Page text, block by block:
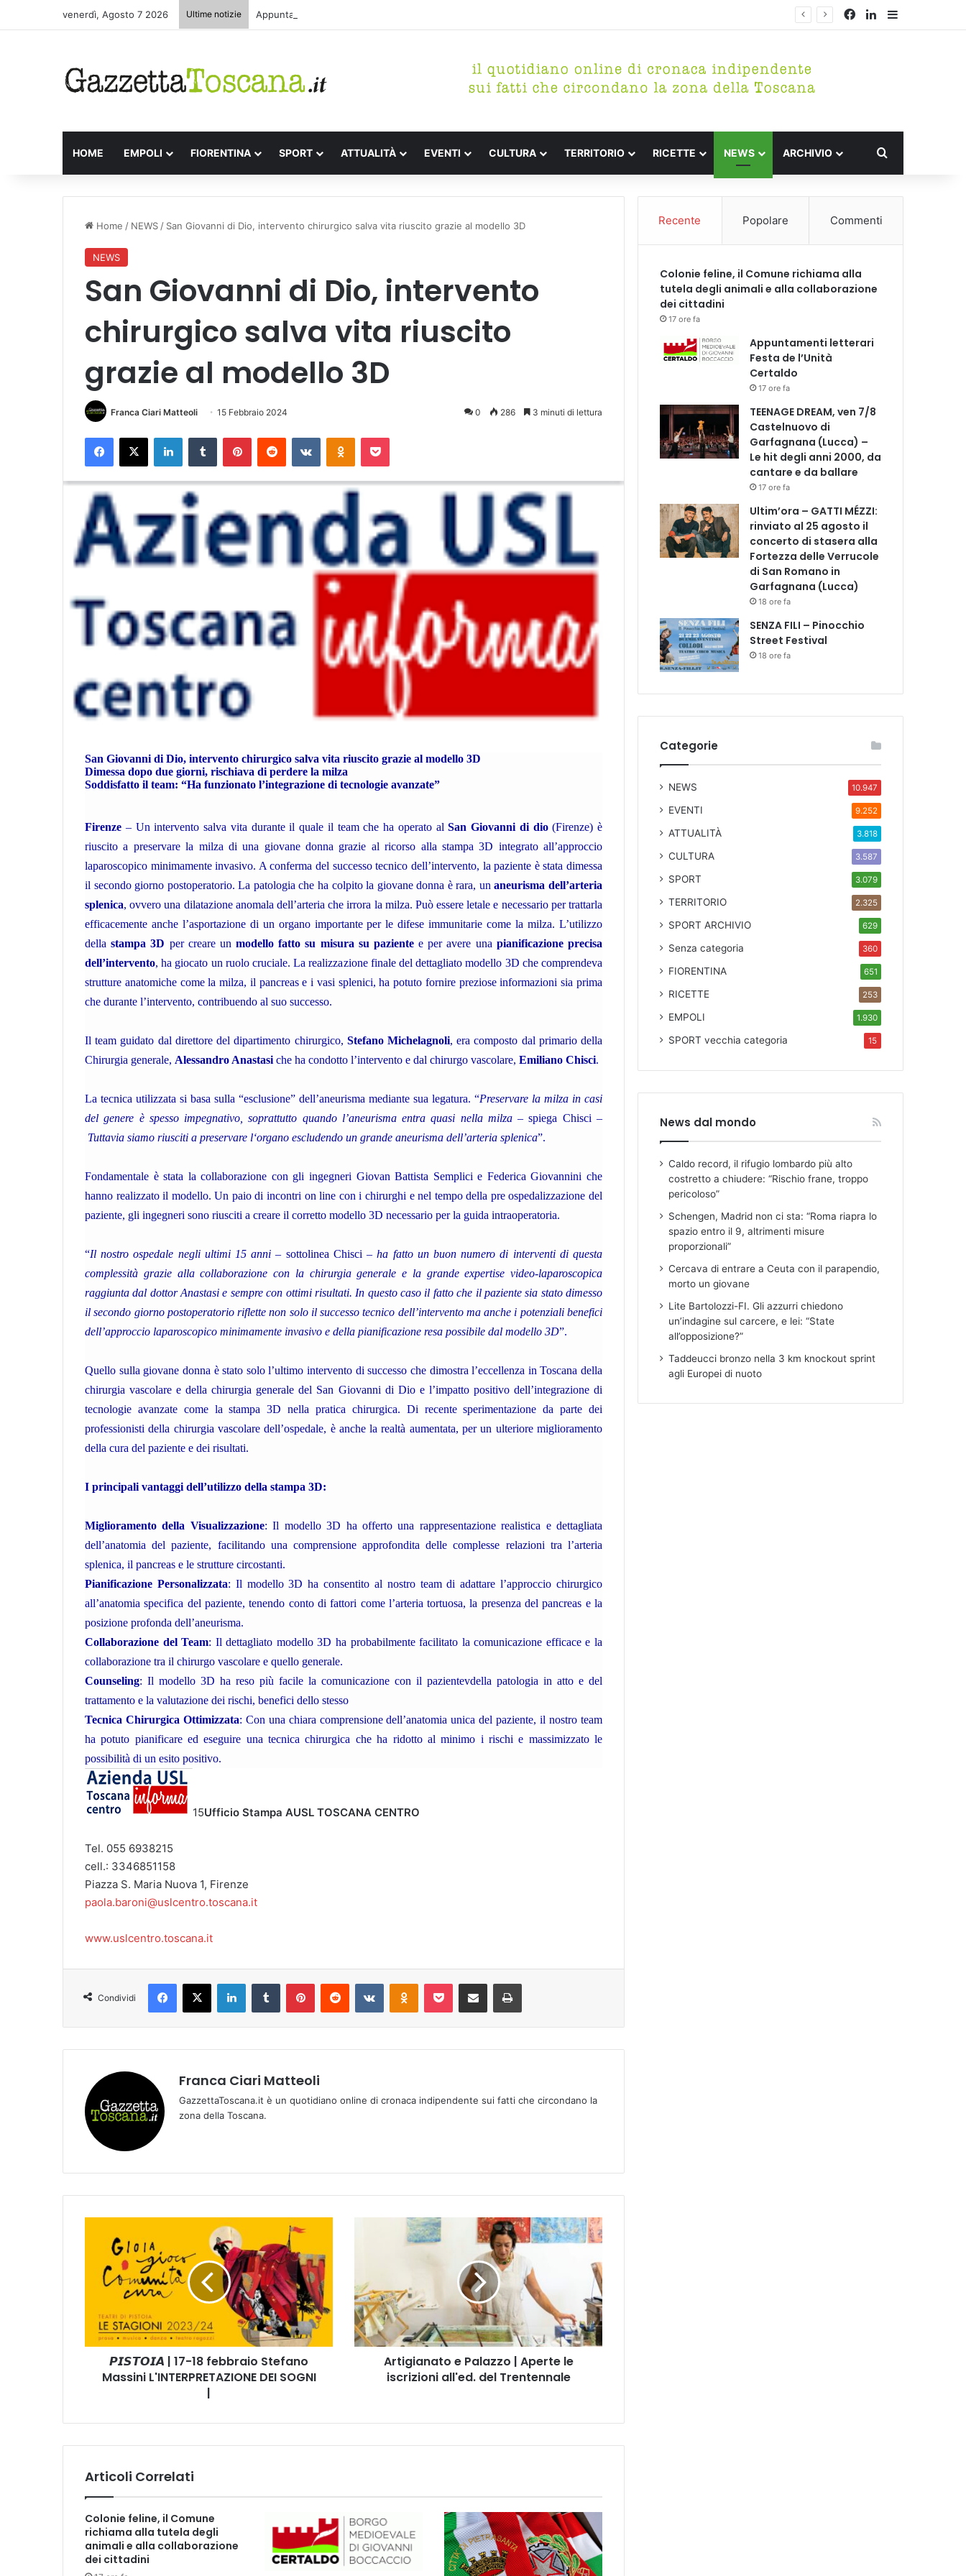
venerdì, Agosto 7 2026 Ultime notizie Appuntamenti letterari Festa de l’Unità Certaldo Facebook
LinkedIn
HOME EMPOLI FIORENTINA SPORT ATTUALITÀ EVENTI CULTURA TERRITORIO RICETTE NEWS ARCHIVIO
Home / NEWS / San Giovanni di Dio, intervento chirurgico salva vita riuscito grazie al modello 3D
NEWS
San Giovanni di Dio, intervento
chirurgico salva vita riuscito
grazie al modello 3D
Franca Ciari Matteoli 15 Febbraio 2024 0 286 3 minuti di lettura
San Giovanni di Dio, intervento chirurgico salva vita riuscito grazie al modello 3D
Dimessa dopo due giorni, rischiava di perdere la milza
Soddisfatto il team: “Ha funzionato l’integrazione di tecnologie avanzate”
Firenze – Un intervento salva vita durante il quale il team che ha operato alSan Giovanni di dio(Firenze) è
riuscito a preservare la milza di una giovane donna grazie al ricorso alla stampa 3D integrato all’approccio
laparoscopico minimamente invasivo. A conferma del successo tecnico dell’intervento, la paziente è stata dimessa
il secondo giorno postoperatorio. La patologia che ha colpito la giovane donna è rara, unaneurisma dell’arteria
splenica, ovvero una dilatazione anomala dell’arteria che irrora la milza. Può essere letale e necessario per trattarla
efficacemente anche l’asportazione di un organo importante per le difese immunitarie come la milza. L’utilizzo
della stampa 3D per creare unmodello fatto su misura su pazientee per avere una pianificazione precisa
dell’intervento, ha giocato un ruolo cruciale. La realizzazione finale del dettagliato modello 3D che comprendeva
strutture anatomiche come la milza, il pancreas e i vasi splenici, ha potuto fornire preziose informazioni sia prima
che durante l’intervento, contribuendo al suo successo.
Il team guidato dal direttore del dipartimento chirurgico, Stefano Michelagnoli, era composto dal primario della
Chirurgia generale, Alessandro Anastasi che ha condotto l’intervento e dal chirurgo vascolare, Emiliano Chisci.
La tecnica utilizzata si basa sulla “esclusione” dell’aneurisma mediante sua legatura. “Preservare la milza in casi
del genere è spesso impegnativo, soprattutto quando l’aneurisma entra quasi nella milza– spiega Chisci –
Tuttavia siamo riusciti a preservare l‘organo escludendo un grande aneurisma dell’arteria splenica”.
Fondamentale è stata la collaborazione con gli ingegneri Giovan Battista Semplici e Federica Giovannini che
hanno realizzato il modello. Un paio di incontri on line con i chirurghi e nel tempo della pre ospedalizzazione del
paziente, gli ingegneri sono riusciti a creare il corretto modello 3D necessario per la guida intraoperatoria.
“Il nostro ospedale negli ultimi 15 anni– sottolinea Chisci –ha fatto un buon numero di interventi di questa
complessità grazie alla collaborazione con la chirurgia generale e la grande expertise video-laparoscopica
raggiunta dal dottor Anastasi e sempre con ottimi risultati. In questo caso il fatto che il paziente sia stato dimesso
il secondo giorno postoperatorio riflette non solo il successo tecnico dell’intervento ma anche i potenziali benefici
dell’approccio laparoscopico minimamente invasivo e della pianificazione resa possibile dal modello 3D”.
Quello sulla giovane donna è stato solo l’ultimo intervento di successo che dimostra l’eccellenza in Toscana della
chirurgia vascolare e della chirurgia generale del San Giovanni di Dio e l’impatto positivo dell’integrazione di
tecnologie avanzate come la stampa 3D nella pratica chirurgica. Di recente sperimentazione da parte dei
professionisti della chirurgia vascolare dell’ospedale, è anche la realtà aumentata, per un ulteriore miglioramento
della cura del paziente e dei risultati.
I principali vantaggi dell’utilizzo della stampa 3D:
Miglioramento della Visualizzazione: Il modello 3D ha offerto una rappresentazione realistica e dettagliata
dell’anatomia del paziente, facilitando una comprensione approfondita delle complesse relazioni tra l’arteria
splenica, il pancreas e le strutture circostanti.
Pianificazione Personalizzata: Il modello 3D ha consentito al nostro team di adattare l’approccio chirurgico
all’anatomia specifica del paziente, tenendo conto di fattori come l’arteria tortuosa, la presenza del pancreas e la
posizione profonda dell’aneurisma.
Collaborazione del Team: Il dettagliato modello 3D ha probabilmente facilitato la comunicazione efficace e la
collaborazione tra il chirurgo vascolare e quello generale.
Counseling: Il modello 3D ha reso più facile la comunicazione con il pazientevdella patologia in atto e del
trattamento e la valutazione dei rischi, benefici dello stesso
Tecnica Chirurgica Ottimizzata: Con una chiara comprensione dell’anatomia unica del paziente, il nostro team
ha potuto pianificare ed eseguire una tecnica chirurgica che ha ridotto al minimo i rischi e massimizzato le
possibilità di un esito positivo.
15Ufficio Stampa AUSL TOSCANA CENTRO
Tel. 055 6938215
cell.: 3346851158
Piazza S. Maria Nuova 1, Firenze
paola.baroni@uslcentro.toscana.it
www.uslcentro.toscana.it
Condividi
Franca Ciari Matteoli
GazzettaToscana.it è un quotidiano online di cronaca indipendente sui fatti che circondano la
zona della Toscana.
1
f
r
a
o
S
t
e
𝙋𝙄𝙎𝙏𝙊𝙄𝘼 | 17-18 febbraio Stefano
Massini L'INTERPRETAZIONE DEI SOGNI
|
g
i
a
n
a
a
o
A
p
e
Artigianato e Palazzo | Aperte le
iscrizioni all'ed. del Trentennale
Articoli Correlati
Colonie feline, il Comune
richiama alla tutela degli
animali e alla collaborazione
dei cittadini
Recente Popolare Commenti
Colonie feline, il Comune richiama alla
tutela degli animali e alla collaborazione
dei cittadini
17 ore fa
Appuntamenti letterari
Festa de l’Unità
Certaldo
17 ore fa
TEENAGE DREAM, ven 7/8
Castelnuovo di
Garfagnana (Lucca) –
Le hit degli anni 2000, da
cantare e da ballare
17 ore fa
Ultim’ora – GATTI MÉZZI:
rinviato al 25 agosto il
concerto di stasera alla
Fortezza delle Verrucole
di San Romano in
Garfagnana (Lucca)
18 ore fa
SENZA FILI – Pinocchio
Street Festival
18 ore fa
Categorie
NEWS 10.947
EVENTI 9.252
ATTUALITÀ 3.818
CULTURA 3.587
SPORT 3.079
TERRITORIO 2.325
SPORT ARCHIVIO 629
Senza categoria 360
FIORENTINA 651
RICETTE 253
EMPOLI 1.930
SPORTvecchia categoria 15
News dal mondo
Caldo record, il rifugio lombardo più alto
costretto a chiudere: “Rischio frane, troppo
pericoloso”
Schengen, Madrid non ci sta: “Roma riapra lo
spazio entro il 9, altrimenti misure
proporzionali”
Cercava di entrare a Ceuta con il parapendio,
morto un giovane
Lite Bartolozzi-FI. Gli azzurri chiedono
un’indagine sul carcere, e lei: “State
all’opposizione?”
Taddeucci bronzo nella 3 km knockout sprint
agli Europei di nuoto